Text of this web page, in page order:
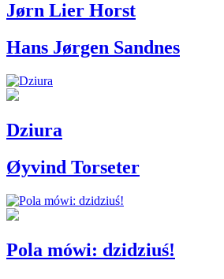
Jørn Lier Horst
Hans Jørgen Sandnes
Dziura
Øyvind Torseter
Pola mówi: dzidziuś!